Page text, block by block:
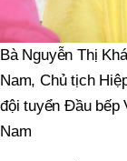
Bà Nguyễn Thị
Nam, Chủ tịch
đội tuyển Đầu bếp
Nam